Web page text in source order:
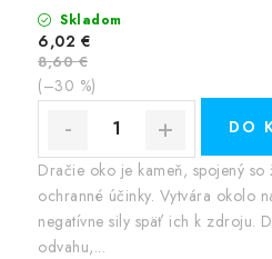
Skladom
6,02 €
8,60 €
(–30 %)
DO
Dračie oko je kameň, spojený
ochranné účinky. Vytvára okolo
negatívne sily späť ich k zdroju.
odvahu,...